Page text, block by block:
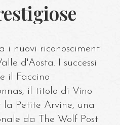
i nuovi riconoscimenti
d'Aosta. I successi
il Faccino
il titolo di Vino
la Petite Arvine, una
da The Wolf Post